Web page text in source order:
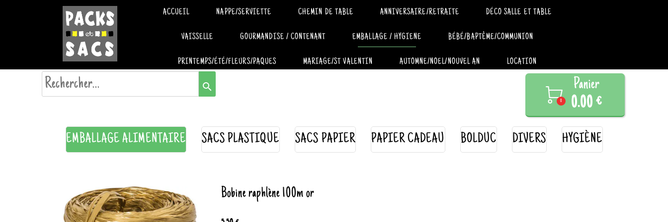
ACCUEIL NAPPE/SERVIETTE CHEMIN DE TABLE ANNIVERSAIRE/RETRAITE DÉCO SALLE ET TABLE
VAISSELLE GOURMANDISE / CONTENANT EMBALLAGE / HYGIENE BÉBÉ/BAPTÊME/COMMUNION
PRINTEMPS/ÉTÉ/FLEURS/PAQUES MARIAGE/ST VALENTIN AUTOMNE/NOEL/NOUVEL AN LOCATION
search 
0
Panier
0.00 €
EMBALLAGE ALIMENTAIRE SACS PLASTIQUE SACS PAPIER PAPIER CADEAU BOLDUC DIVERS HYGIÈNE
Bobine raphlène 100m or